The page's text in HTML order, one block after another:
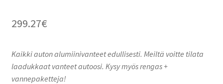
299.27€
Kaikki auton alumiinivanteet edullisesti. Meiltä voitte tilata
laadukkaat vanteet autoosi. Kysy myös rengas +
vannepaketteja!